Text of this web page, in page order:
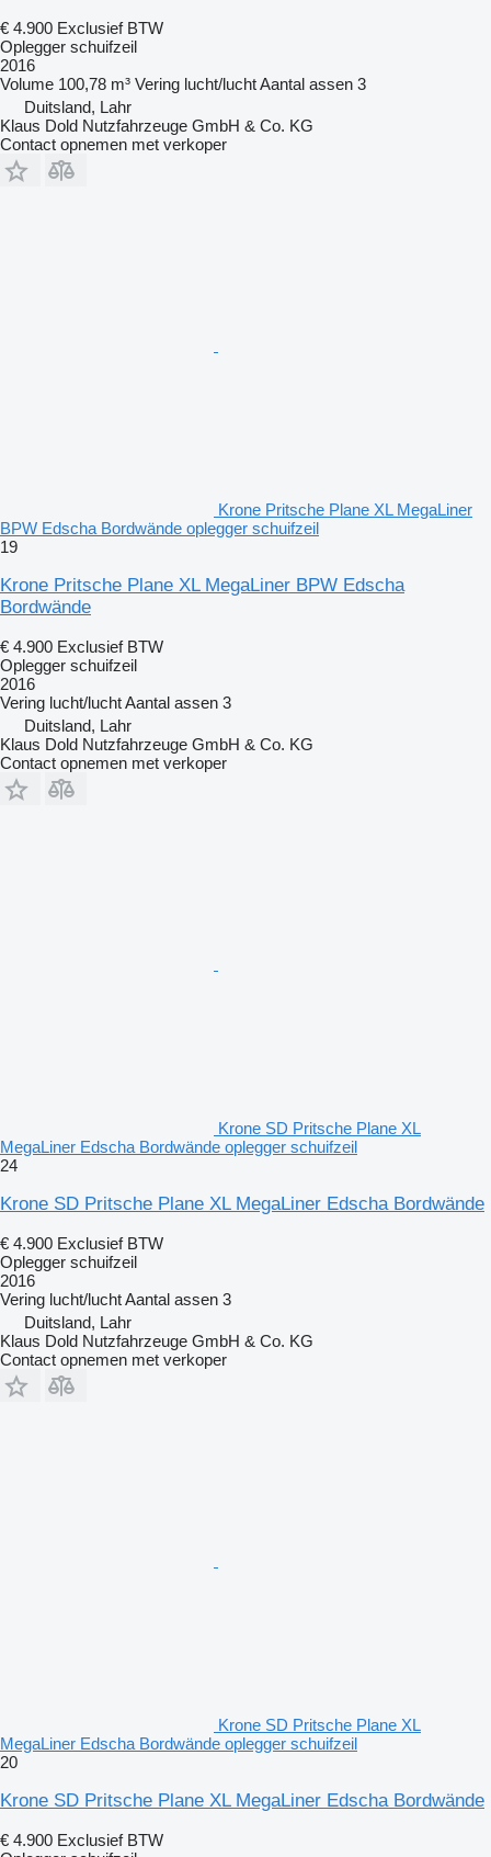
€ 4.900 Exclusief BTW
Oplegger schuifzeil
2016
Volume 100,78 m³ Vering lucht/luchtAantal assen 3
Duitsland, Lahr
Klaus Dold Nutzfahrzeuge GmbH & Co. KG
Contact opnemen met verkoper
Krone Pritsche Plane XL MegaLiner
BPW Edscha Bordwände oplegger schuifzeil
19
Krone Pritsche Plane XL MegaLiner BPW Edscha
Bordwände
€ 4.900 Exclusief BTW
Oplegger schuifzeil
2016
Vering lucht/luchtAantal assen 3
Duitsland, Lahr
Klaus Dold Nutzfahrzeuge GmbH & Co. KG
Contact opnemen met verkoper
Krone SD Pritsche Plane XL
MegaLiner Edscha Bordwände oplegger schuifzeil
24
Krone SD Pritsche Plane XL MegaLiner Edscha Bordwände
€ 4.900 Exclusief BTW
Oplegger schuifzeil
2016
Vering lucht/luchtAantal assen 3
Duitsland, Lahr
Klaus Dold Nutzfahrzeuge GmbH & Co. KG
Contact opnemen met verkoper
Krone SD Pritsche Plane XL
MegaLiner Edscha Bordwände oplegger schuifzeil
20
Krone SD Pritsche Plane XL MegaLiner Edscha Bordwände
€ 4.900 Exclusief BTW